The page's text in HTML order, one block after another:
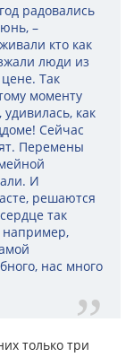
радовались
–
кто как
люди из
Так
моменту
как
Сейчас
Перемены
И
решаются
так
например,
нас много
только три